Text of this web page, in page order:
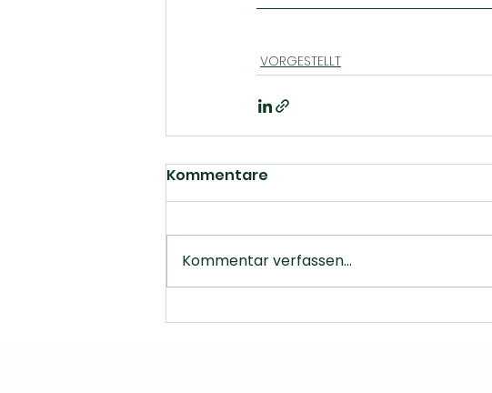
VORGESTELLT
Kommentare
Kommentar verfassen...